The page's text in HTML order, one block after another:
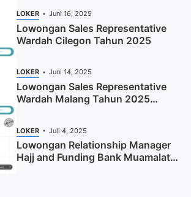
LOKER Juni 16, 2025
Lowongan Sales Representative
Wardah Cilegon Tahun 2025
LOKER Juni 14, 2025
Lowongan Sales Representative
Wardah Malang Tahun 2025
LOKER Juli 4, 2025
Lowongan Relationship Manager
Hajj and Funding Bank Muamalat